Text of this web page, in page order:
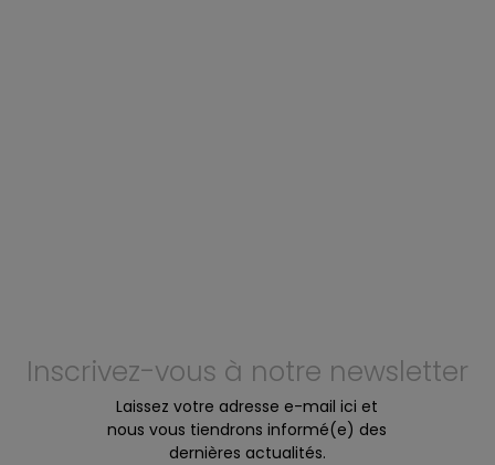
Inscrivez-vous à notre newsletter
Laissez votre adresse e-mail ici et
nous vous tiendrons informé(e) des
dernières actualités.